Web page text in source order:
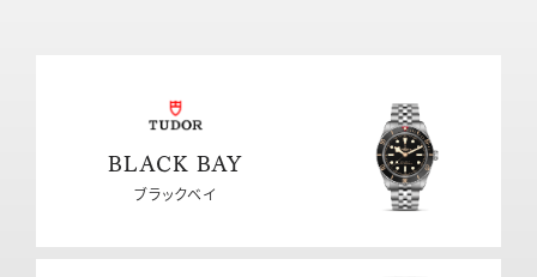
BLACK BAY
ブラックベイ